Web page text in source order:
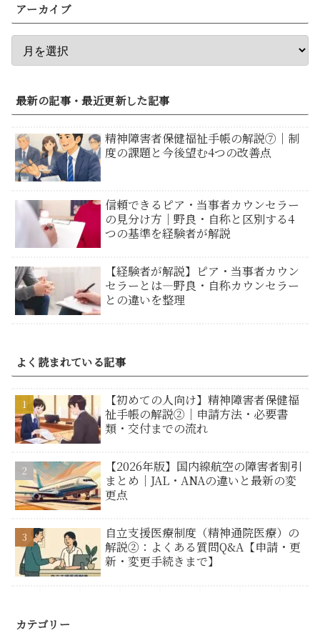
アーカイブ
最新の記事・最近更新した記事
精神障害者保健福祉手帳の解説⑦｜制
度の課題と今後望む4つの改善点
信頼できるピア・当事者カウンセラー
の見分け方｜野良・自称と区別する4
つの基準を経験者が解説
【経験者が解説】ピア・当事者カウン
セラーとは―野良・自称カウンセラー
との違いを整理
よく読まれている記事
【初めての人向け】精神障害者保健福
祉手帳の解説②｜申請方法・必要書
類・交付までの流れ
【2026年版】国内線航空の障害者割引
まとめ｜JAL・ANAの違いと最新の変
更点
自立支援医療制度（精神通院医療）の
解説②：よくある質問Q&A【申請・更
新・変更手続きまで】
カテゴリー